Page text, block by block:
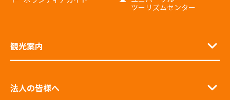
ツーリズムセンター
観光案内
法人の皆様へ